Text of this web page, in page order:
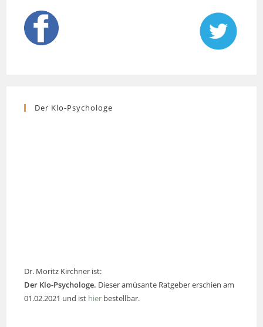
Der Klo-Psychologe
Dr. Moritz Kirchner ist:
Der Klo-Psychologe. Dieser amüsante Ratgeber erschien am
01.02.2021 und ist hier bestellbar.